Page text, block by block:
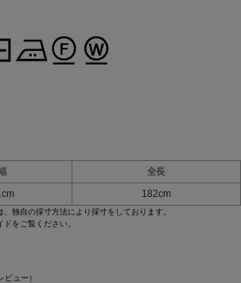
全長
182cm
独自の採寸方法により採寸をしております。
ドをご覧ください。
ビュー）